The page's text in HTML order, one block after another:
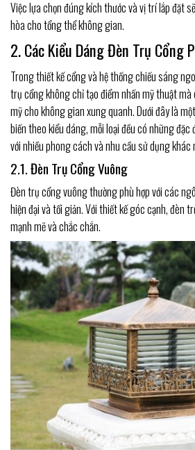
Việc lựa chọn đúng kích thước và vị trí lắp đặt
hòa cho tổng thể không gian.
2. Các Kiểu Dáng Đèn Trụ Cổng
Trong thiết kế cổng và hệ thống chiếu sáng
trụ cổng không chỉ tạo điểm nhấn mỹ thuật
mỹ cho không gian xung quanh. Dưới đây là
biến theo kiểu dáng, mỗi loại đều có những đặc
với nhiều phong cách và nhu cầu sử dụng khác
2.1. Đèn Trụ Cổng Vuông
Đèn trụ cổng vuông thường phù hợp với các
hiện đại và tối giản. Với thiết kế góc cạnh, đèn
mạnh mẽ và chắc chắn.